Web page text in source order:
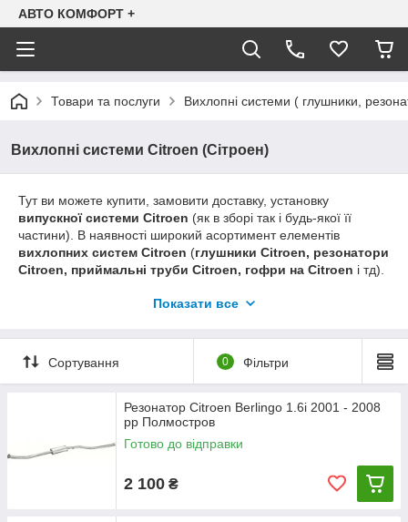
АВТО КОМФОРТ +
Товари та послуги Вихлопні системи ( глушники,
Вихлопні системи Citroen (Сітроен)
Тут ви можете купити, замовити доставку, установку
випускної системи Citroen (як в зборі так і будь-якої її
частини). В наявності широкий асортимент елементів
вихлопних систем Citroen (глушники Citroen, резонатори
Citroen, приймальні труби Citroen, гофри на Citroen і тд).
вихлопні системи з алюминизированой (легованої) стали
оптимальний варіант, виходячи зі співвідношення ціна-якість.
Якщо ви шукаєте більш дешевий варіант, але не знаходите
його на сайті - телефонуйте, і ми в телефонному режимі
вітчизняного виробництва.
Показати все
Сортування 0 Фільтри
Резонатор Citroen Berlingo 1.6i 2001 - 2008
рр Полмостров
Готово до відправки
2 100 ₴